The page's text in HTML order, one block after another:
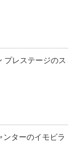
プレステージのス
ンターのイモビラ